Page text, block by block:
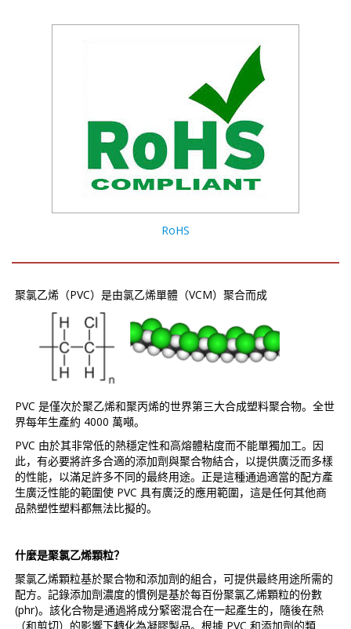
RoHS
聚氯乙烯（PVC）是由氯乙烯單體（VCM）聚合而成
PVC 是僅次於聚乙烯和聚丙烯的世界第三大合成塑料聚合物。全世
界每年生產約 4000 萬噸。
PVC 由於其非常低的熱穩定性和高熔體粘度而不能單獨加工。因
此，有必要將許多合適的添加劑與聚合物結合，以提供廣泛而多樣
的性能，以滿足許多不同的最終用途。正是這種通過適當的配方產
生廣泛性能的範圍使 PVC 具有廣泛的應用範圍，這是任何其他商
品熱塑性塑料都無法比擬的。
什麼是聚氯乙烯顆粒？
聚氯乙烯顆粒基於聚合物和添加劑的組合，可提供最終用途所需的
配方。記錄添加劑濃度的慣例是基於每百份聚氯乙烯顆粒的份數
(phr)。該化合物是通過將成分緊密混合在一起產生的，隨後在熱
（和剪切）的影響下轉化為凝膠製品。根據 PVC 和添加劑的類